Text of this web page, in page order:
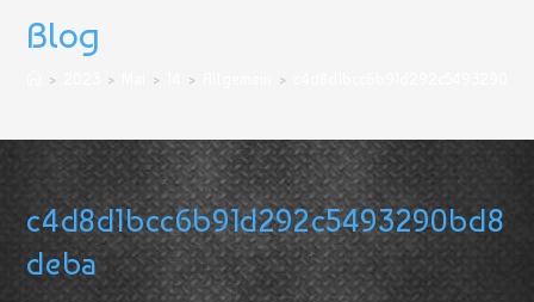
Blog
> > > > >
c4d8d1bcc6b91d292c5493290bd8
deba